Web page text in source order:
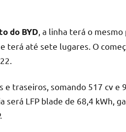
do BYD , a linha terá o
terá até sete lugares. O
traseiros, somando 517 cv e
será LFP blade de 68,4 kWh,